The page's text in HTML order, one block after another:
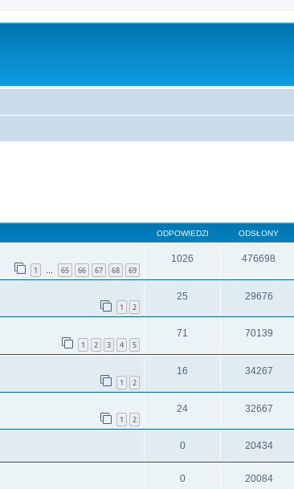
ODPOWIEDZI ODSŁONY
1 … 65 66 67 68 69
1026 476698
1 2
25 29676
1 2 3 4 5
71 70139
1 2
16 34267
1 2
24 32667
0 20434
0 20084